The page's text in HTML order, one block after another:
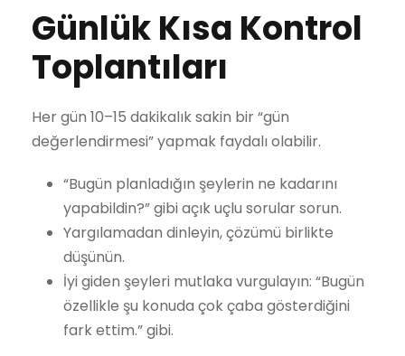
Günlük Kısa Kontrol
Toplantıları
Her gün 10–15 dakikalık sakin bir “gün
değerlendirmesi” yapmak faydalı olabilir.
“Bugün planladığın şeylerin ne kadarını
yapabildin?” gibi açık uçlu sorular sorun.
Yargılamadan dinleyin, çözümü birlikte
düşünün.
İyi giden şeyleri mutlaka vurgulayın: “Bugün
özellikle şu konuda çok çaba gösterdiğini
fark ettim.” gibi.